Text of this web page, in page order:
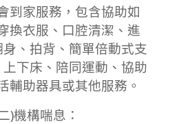
到家服務，包含協助如
換衣服、口腔清潔、進
、拍背、簡單倍動式支
下床、陪同運動、協助
輔助器具或其他服務。
)機構喘息：